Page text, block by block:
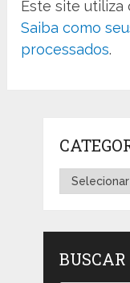
Este site utiliza
Saiba como
processados.
Categorias
BUSCAR